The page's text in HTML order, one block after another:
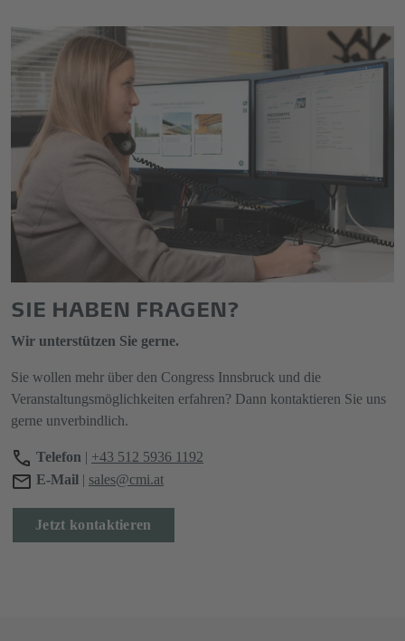
SIE HABEN FRAGEN?
Wir unterstützen Sie gerne.
Sie wollen mehr über den Congress Innsbruck und die
Veranstaltungsmöglichkeiten erfahren? Dann kontaktieren Sie uns
gerne unverbindlich.
Telefon | +43 512 5936 1192
E-Mail | sales@cmi.at
Jetzt kontaktieren